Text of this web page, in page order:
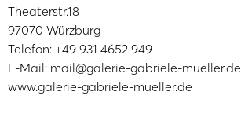
Theaterstr.18
97070 Würzburg
Telefon: +49 931 4652 949
E-Mail: mail@galerie-gabriele-mueller.de
www.galerie-gabriele-mueller.de